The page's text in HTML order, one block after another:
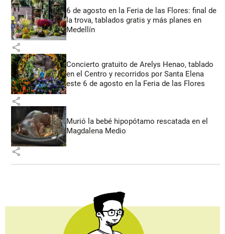
6 de agosto en la Feria de las Flores: final de
la trova, tablados gratis y más planes en
Medellín
share
Concierto gratuito de Arelys Henao, tablado
en el Centro y recorridos por Santa Elena
este 6 de agosto en la Feria de las Flores
share
Murió la bebé hipopótamo rescatada en el
Magdalena Medio
share